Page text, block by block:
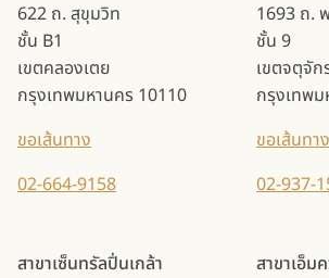
622 ถ. สุขุมวิท
ชั้น B1
เขตคลองเตย
กรุงเทพมหานคร 10110
ขอเส้นทาง
02-664-9158
1693 ถ.
ชั้น 9
เขตจตุจัก
กรุงเทพ
ขอเส้นทาง
02-937-
สาขาเซ็นทรัลปิ่นเกล้า
สาขาเอ็ม